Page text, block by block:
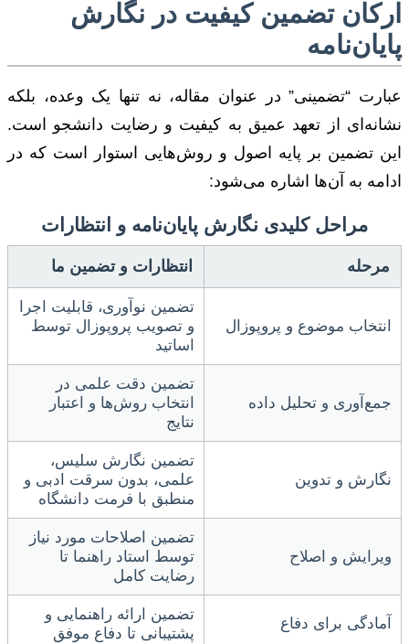
ارکان تضمین کیفیت در نگارش
پایان‌نامه
عبارت “تضمینی” در عنوان مقاله، نه تنها یک وعده، بلکه
نشانه‌ای از تعهد عمیق به کیفیت و رضایت دانشجو است.
این تضمین بر پایه اصول و روش‌هایی استوار است که در
ادامه به آن‌ها اشاره می‌شود:
مراحل کلیدی نگارش پایان‌نامه و انتظارات
مرحله انتظارات و تضمین ما
انتخاب موضوع و پروپوزال
تضمین نوآوری، قابلیت اجرا
و تصویب پروپوزال توسط
اساتید
جمع‌آوری و تحلیل داده
تضمین دقت علمی در
انتخاب روش‌ها و اعتبار
نتایج
نگارش و تدوین
تضمین نگارش سلیس،
علمی، بدون سرقت ادبی و
منطبق با فرمت دانشگاه
ویرایش و اصلاح
تضمین اصلاحات مورد نیاز
توسط استاد راهنما تا
رضایت کامل
آمادگی برای دفاع
تضمین ارائه راهنمایی و
پشتیبانی تا دفاع موفق